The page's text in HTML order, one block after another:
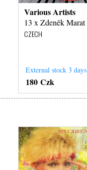
Various Artists
13 x Zdeněk Marat
CZECH
External stock 3 days
180 Czk